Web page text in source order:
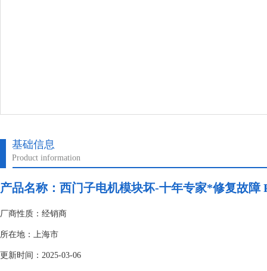
基础信息
Product information
产品名称： 西门子电机模块坏-十年专家*修复故障
厂商性质：经销商
所在地：上海市
更新时间：2025-03-06